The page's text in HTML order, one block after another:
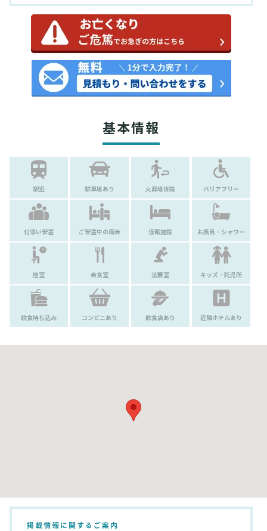
基本情報
駅近 駐車場あり 火葬場併設 バリアフリー
付添い安置 ご安置中の面会 仮眠施設 お風呂・シャワー
控室 会食室 法要室 キッズ・託児所
飲食持ち込み コンビニあり 飲食店あり 近隣ホテルあり
掲載情報に関するご案内